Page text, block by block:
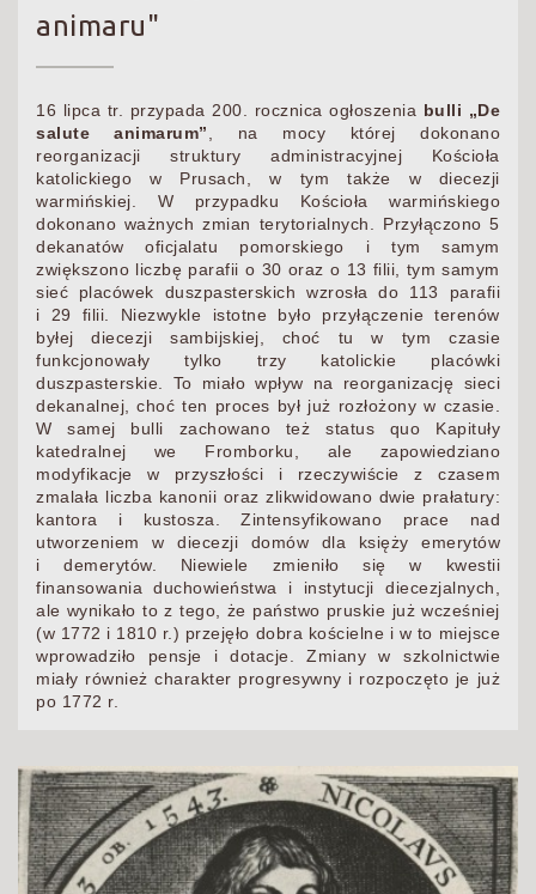
animaru"
16 lipca tr. przypada 200. rocznica ogłoszenia bulli „De
salute animarum”
, na mocy której dokonano
reorganizacji struktury administracyjnej Kościoła
katolickiego w Prusach, w tym także w diecezji
warmińskiej. W przypadku Kościoła warmińskiego
dokonano ważnych zmian terytorialnych. Przyłączono 5
dekanatów oficjalatu pomorskiego i tym samym
zwiększono liczbę parafii o 30 oraz o 13 filii, tym samym
sieć placówek duszpasterskich wzrosła do 113 parafii
i 29 filii. Niezwykle istotne było przyłączenie terenów
byłej diecezji sambijskiej, choć tu w tym czasie
funkcjonowały tylko trzy katolickie placówki
duszpasterskie. To miało wpływ na reorganizację sieci
dekanalnej, choć ten proces był już rozłożony w czasie.
W samej bulli zachowano też status quo Kapituły
katedralnej we Fromborku, ale zapowiedziano
modyfikacje w przyszłości i rzeczywiście z czasem
zmalała liczba kanonii oraz zlikwidowano dwie prałatury:
kantora i kustosza. Zintensyfikowano prace nad
utworzeniem w diecezji domów dla księży emerytów
i demerytów. Niewiele zmieniło się w kwestii
finansowania duchowieństwa i instytucji diecezjalnych,
ale wynikało to z tego, że państwo pruskie już wcześniej
(w 1772 i 1810 r.) przejęło dobra kościelne i w to miejsce
wprowadziło pensje i dotacje. Zmiany w szkolnictwie
miały również charakter progresywny i rozpoczęto je już
po 1772 r.